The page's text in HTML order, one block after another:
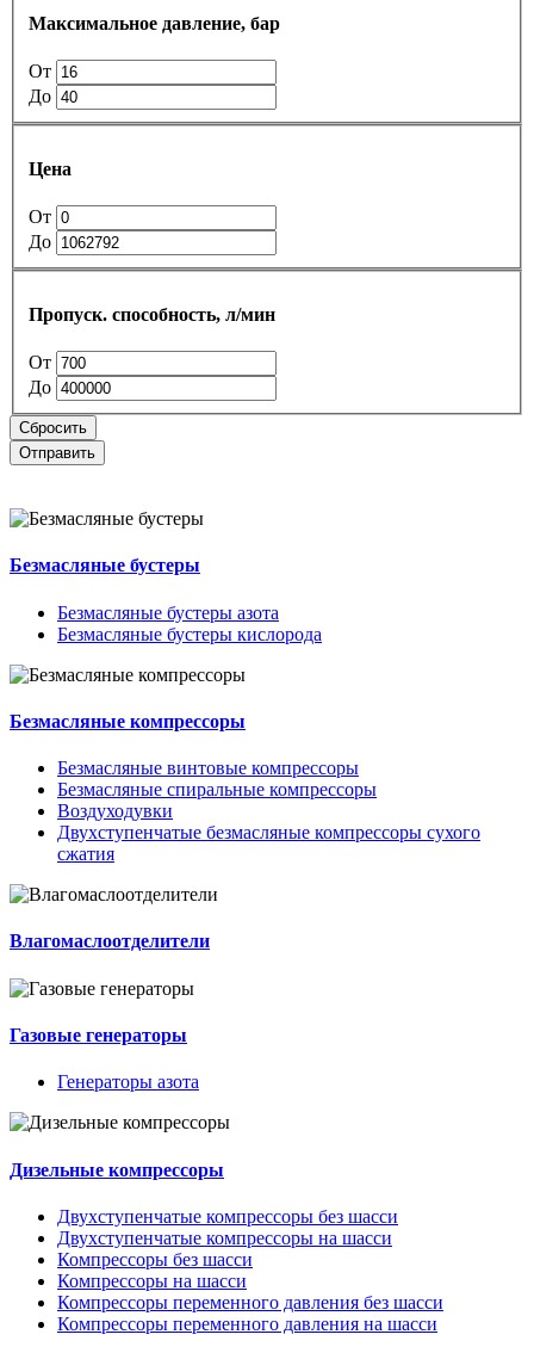
Максимальное давление, бар
От
До
Цена
От
До
Пропуск. способность, л/мин
От
До
Сбросить
Отправить
Безмасляные бустеры
Безмасляные бустеры азота
Безмасляные бустеры кислорода
Безмасляные компрессоры
Безмасляные винтовые компрессоры
Безмасляные спиральные компрессоры
Воздуходувки
Двухступенчатые безмасляные компрессоры сухого
сжатия
Влагомаслоотделители
Газовые генераторы
Генераторы азота
Дизельные компрессоры
Двухступенчатые компрессоры без шасси
Двухступенчатые компрессоры на шасси
Компрессоры без шасси
Компрессоры на шасси
Компрессоры переменного давления без шасси
Компрессоры переменного давления на шасси